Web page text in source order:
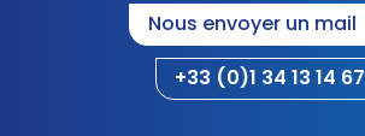
Nous envoyer un mail
+33 (0)1 34 13 14 67